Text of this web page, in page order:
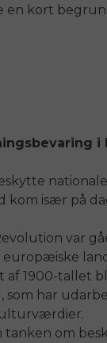
en kort
i
især på
var
europæiske
af 1900-tallet
som har
tanken om